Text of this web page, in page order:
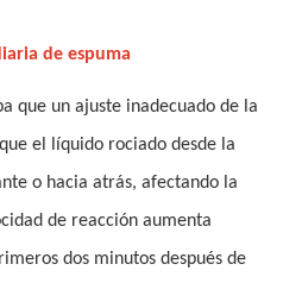
de espuma
que un ajuste inadecuado de la
el líquido rociado desde la
o hacia atrás, afectando la
de reacción aumenta
dos minutos después de